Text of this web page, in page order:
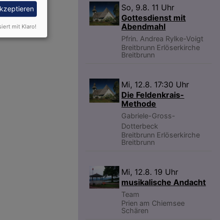
So, 9.8. 11 Uhr
Gottesdienst mit
Abendmahl
Pfrin. Andrea Rylke-Voigt
Breitbrunn Erlöserkirche
Breitbrunn
Mi, 12.8. 17:30 Uhr
Die Feldenkrais-
Methode
Gabriele-Gross-
Dotterbeck
Breitbrunn Erlöserkirche
Breitbrunn
Mi, 12.8. 19 Uhr
musikalische Andacht
Team
Prien am Chiemsee
Schären
mit Klaro!